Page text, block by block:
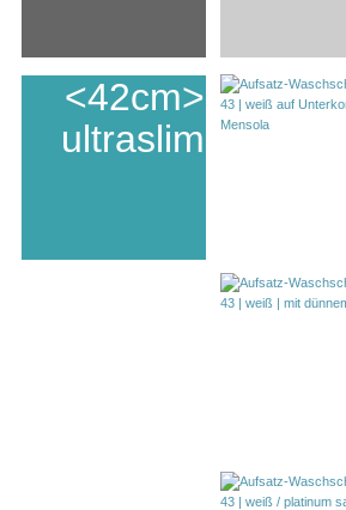
<42cm>
ultraslim